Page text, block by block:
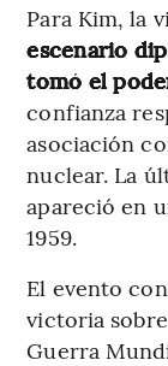
Para Kim, la
escenario
tomó el
confianza
asociación
nuclear. La
apareció en
1959.
El evento
victoria
Guerra